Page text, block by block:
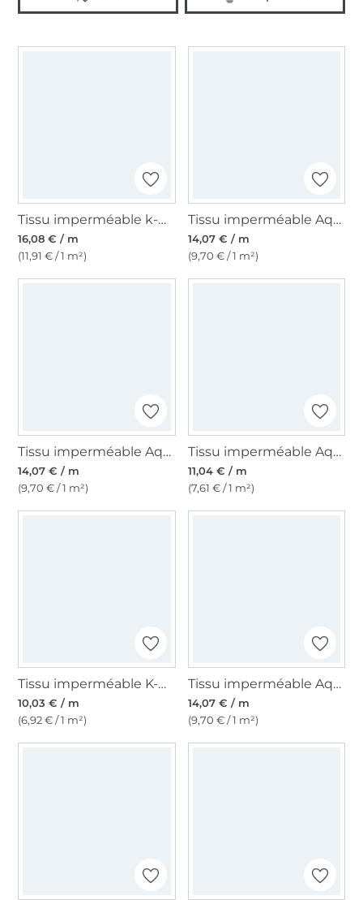
Tissu imperméable k-ways réfléchissant, gris
16,08 € / m
(11,91 € / 1 m²)
Tissu imperméable Aqua Protect Little Leo, rose
14,07 € / m
(9,70 € / 1 m²)
Tissu imperméable Aqua Protect léopard, bleu fumée
14,07 € / m
(9,70 € / 1 m²)
Tissu imperméable Aqua Protect, jaune
11,04 € / m
(7,61 € / 1 m²)
Tissu imperméable K-way léger Uni, noir
10,03 € / m
(6,92 € / 1 m²)
Tissu imperméable Aqua Protect Happy Animals, beige
14,07 € / m
(9,70 € / 1 m²)